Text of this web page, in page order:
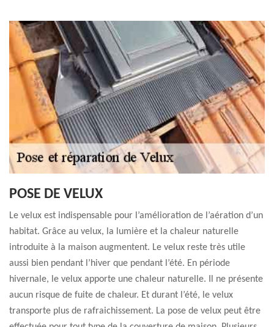
POSE DE VELUX
Le velux est indispensable pour l’amélioration de l’aération d’un
habitat. Grâce au velux, la lumière et la chaleur naturelle
introduite à la maison augmentent. Le velux reste très utile
aussi bien pendant l’hiver que pendant l’été. En période
hivernale, le velux apporte une chaleur naturelle. Il ne présente
aucun risque de fuite de chaleur. Et durant l’été, le velux
transporte plus de rafraichissement. La pose de velux peut être